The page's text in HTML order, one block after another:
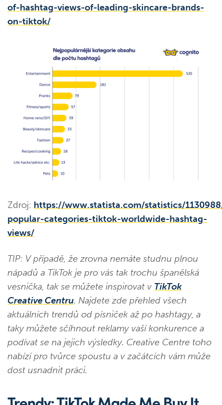
of-hashtag-views-of-leading-skincare-brands-
on-tiktok/
Zdroj: https://www.statista.com/statistics/
popular-categories-tiktok-worldwide-hashtag-
views/
TIP: V případě, že zrovna nemáte studnu plnou
nápadů a TikTok je pro vás tak trochu španělská
vesnička, tak se můžete inspirovat v TikTok
Creative Centru. Najdete zde přehled všech
aktuálních trendů od písniček až po hashtagy, a
taky můžete sčíhnout reklamy vaší konkurence a
podívat se na jejich výsledky. Creative Centre toho
nabízí pro tvůrce spoustu a v začátcích vám může
dost usnadnit práci.